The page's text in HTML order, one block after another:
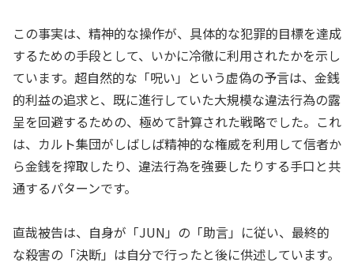
この事実は、精神的な操作が、具体的な犯罪的目標を達成
するための手段として、いかに冷徹に利用されたかを示し
ています。超自然的な「呪い」という虚偽の予言は、金銭
的利益の追求と、既に進行していた大規模な違法行為の露
呈を回避するための、極めて計算された戦略でした。これ
は、カルト集団がしばしば精神的な権威を利用して信者か
ら金銭を搾取したり、違法行為を強要したりする手口と共
通するパターンです。
直哉被告は、自身が「JUN」の「助言」に従い、最終的
な殺害の「決断」は自分で行ったと後に供述しています。